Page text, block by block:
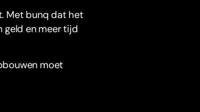
Met bunq dat het
geld en meer tijd
moet